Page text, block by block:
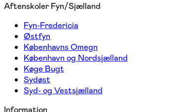
Aftenskoler Fyn/Sjælland
Fyn-Fredericia
Østfyn
Københavns Omegn
København og Nordsjælland
Køge Bugt
Sydøst
Syd- og Vestsjælland
Information